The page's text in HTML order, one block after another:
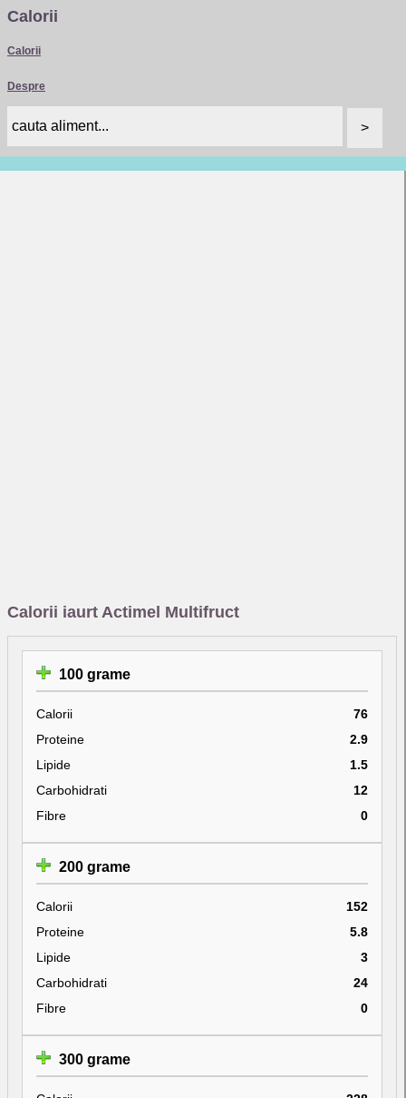
Calorii
Calorii
Despre
Calorii iaurt Actimel Multifruct
100 grame
Calorii
76
Proteine
2.9
Lipide
1.5
Carbohidrati
12
Fibre
0
200 grame
Calorii
152
Proteine
5.8
Lipide
3
Carbohidrati
24
Fibre
0
300 grame